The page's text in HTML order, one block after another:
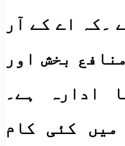
۔کہ اے کے آر
بخش اور
ادارہ ہے۔
کئی کام